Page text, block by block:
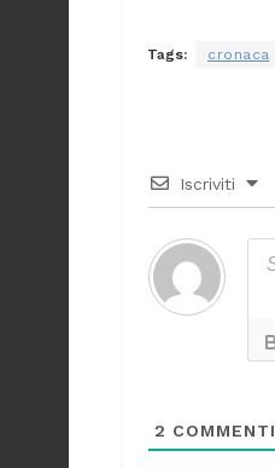
Tags: cronaca
Iscriviti
2 COMMENTI